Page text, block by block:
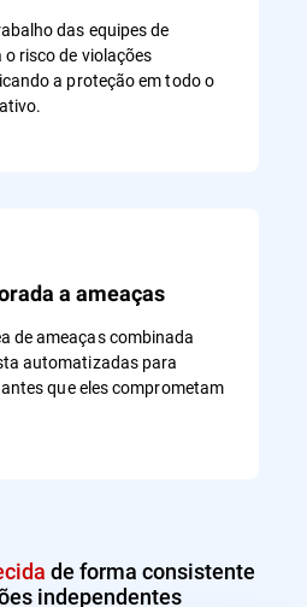
das equipes de
risco de violações
a proteção em todo o
a ameaças
de ameaças combinada
automatizadas para
que eles comprometam
de forma consistente
independentes